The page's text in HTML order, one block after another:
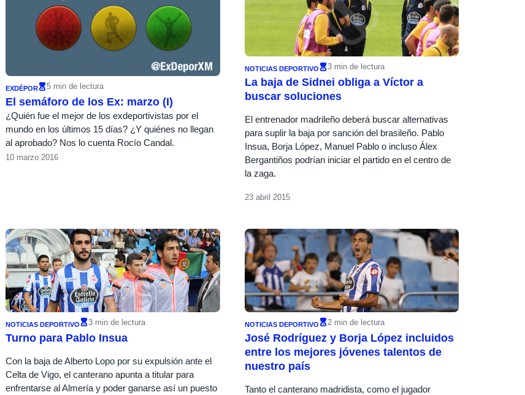
EXDÉPOR 5 min de lectura
El semáforo de los Ex: marzo (I)
¿Quién fue el mejor de los exdeportivistas por el
mundo en los últimos 15 días? ¿Y quiénes no llegan
al aprobado? Nos lo cuenta Rocío Candal.
10 marzo 2016
NOTICIAS DEPORTIVO 3 min de lectura
La baja de Sidnei obliga a Víctor a
buscar soluciones
El entrenador madrileño deberá buscar alternativas
para suplir la baja por sanción del brasileño. Pablo
Insua, Borja López, Manuel Pablo o incluso Álex
Bergantiños podrían iniciar el partido en el centro de
la zaga.
23 abril 2015
NOTICIAS DEPORTIVO 3 min de lectura
Turno para Pablo Insua
Con la baja de Alberto Lopo por su expulsión ante el
Celta de Vigo, el canterano apunta a titular para
enfrentarse al Almería y poder ganarse así un puesto
NOTICIAS DEPORTIVO 2 min de lectura
José Rodríguez y Borja López incluidos
entre los mejores jóvenes talentos de
nuestro país
Tanto el canterano madridista, como el jugador